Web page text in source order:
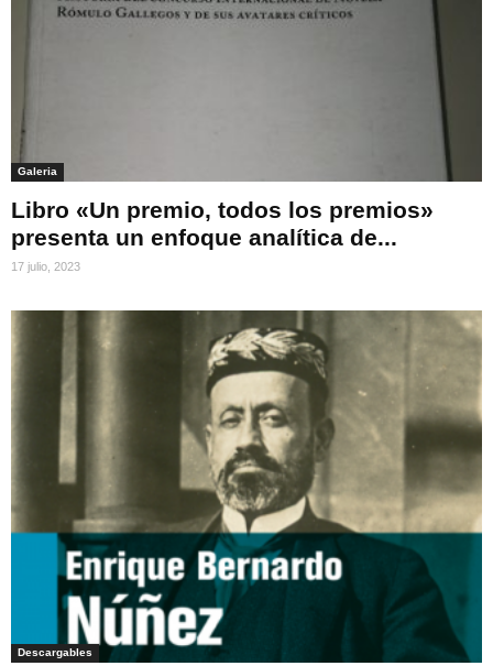
Galeria
Libro «Un premio, todos los premios»
presenta un enfoque analítica de...
17 julio, 2023
Descargables